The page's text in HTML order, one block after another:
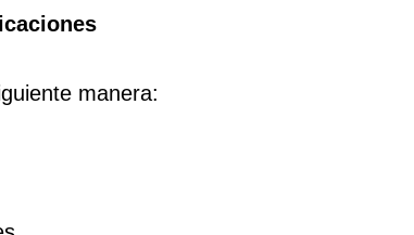
manera: